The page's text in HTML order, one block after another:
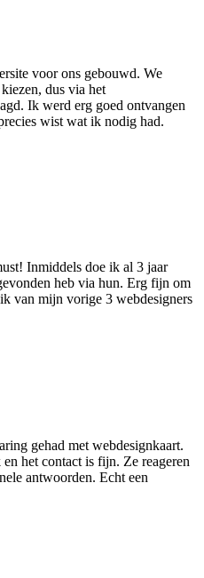
voor ons gebouwd. We
dus via het
Ik werd erg goed ontvangen
wist wat ik nodig had.
Inmiddels doe ik al 3 jaar
heb via hun. Erg fijn om
van mijn vorige 3 webdesigners
gehad met webdesignkaart.
het contact is fijn. Ze reageren
antwoorden. Echt een